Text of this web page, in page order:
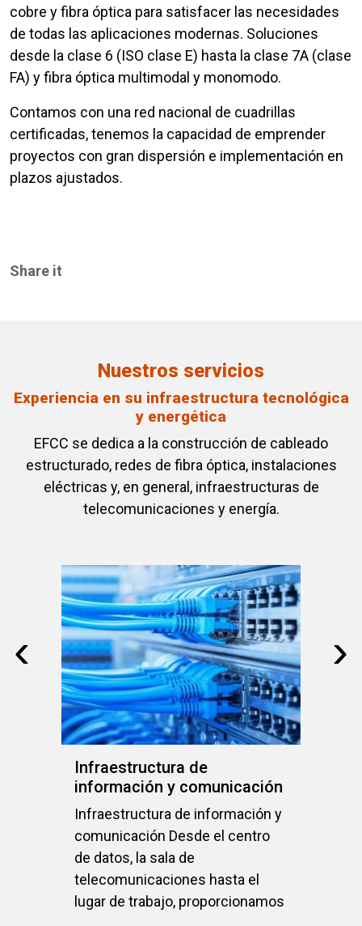
cobre y fibra óptica para satisfacer las necesidades
de todas las aplicaciones modernas. Soluciones
desde la clase 6 (ISO clase E) hasta la clase 7A (clase
FA) y fibra óptica multimodal y monomodo.
Contamos con una red nacional de cuadrillas
certificadas, tenemos la capacidad de emprender
proyectos con gran dispersión e implementación en
plazos ajustados.
Share it
Nuestros servicios
Experiencia en su infraestructura tecnológica
y energética
EFCC se dedica a la construcción de cableado
estructurado, redes de fibra óptica, instalaciones
eléctricas y, en general, infraestructuras de
telecomunicaciones y energía.
Infraestructura de
información y comunicación
Infraestructura de información y
comunicación Desde el centro
de datos, la sala de
telecomunicaciones hasta el
lugar de trabajo, proporcionamos
‹ ›